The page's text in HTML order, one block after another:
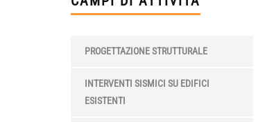
PROGETTAZIONE STRUTTURALE
INTERVENTI SISMICI SU EDIFICI
ESISTENTI